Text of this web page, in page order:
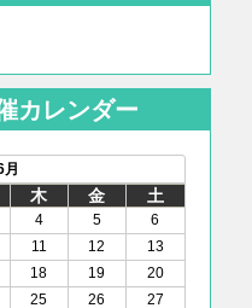
カレンダー
木 金 土
4 5
6
11 12
13
18 19
20
25 26
27